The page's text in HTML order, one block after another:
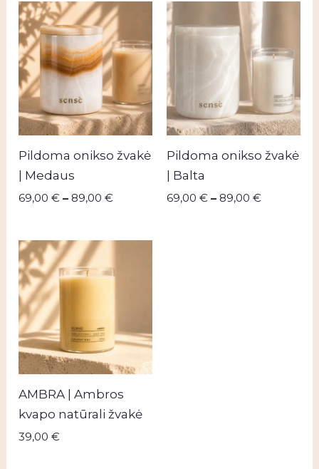
Pildoma onikso žvakė
| Medaus
69,00€ – 89,00€
Price
range:
69,00 €
through
89,00 €
Pildoma onikso žvakė
| Balta
69,00 € – 89,00 €
through
89,00 €
AMBRA | Ambros
kvapo natūrali žvakė
39,00€